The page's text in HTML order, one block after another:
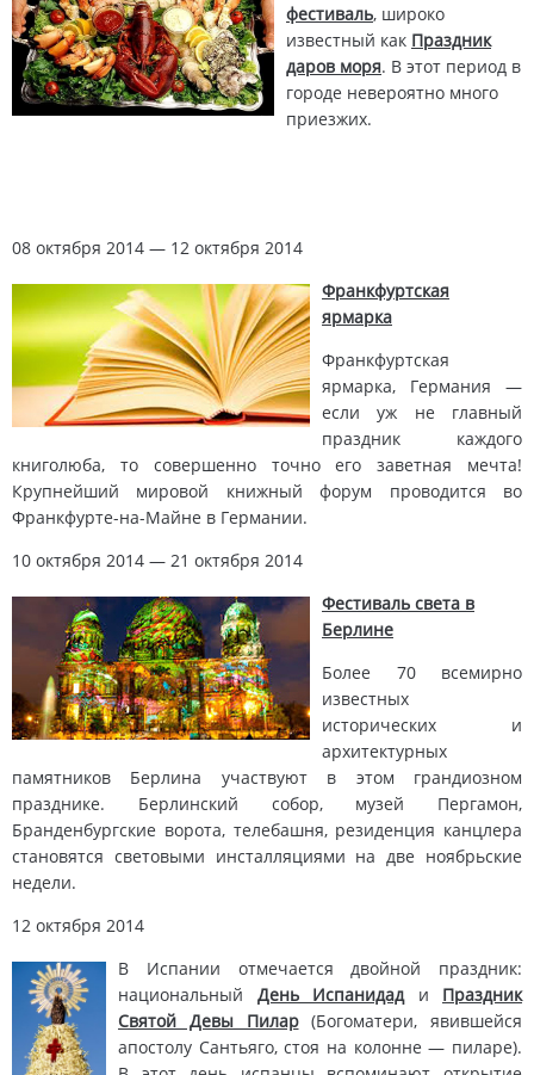
фестиваль, широко
известный как Праздник
даров моря. В этот период в
городе невероятно много
приезжих.
08 октября 2014 — 12 октября 2014
Франкфуртская
ярмарка
Франкфуртская
ярмарка, Германия —
если уж не главный
праздник каждого
книголюба, то совершенно точно его заветная мечта!
Крупнейший мировой книжный форум проводится во
Франкфурте-на-Майне в Германии.
10 октября 2014 — 21 октября 2014
Фестиваль света в
Берлине
Более 70 всемирно
известных
исторических и
архитектурных
памятников Берлина участвуют в этом грандиозном
празднике. Берлинский собор, музей Пергамон,
Бранденбургские ворота, телебашня, резиденция канцлера
становятся световыми инсталляциями на две ноябрьские
недели.
12 октября 2014
В Испании отмечается двойной праздник:
национальный День Испанидади Праздник
Святой Девы Пилар(Богоматери, явившейся
апостолу Сантьяго, стоя на колонне — пиларе).